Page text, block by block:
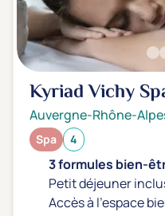
Kyriad Vichy
Auvergne-Rhône-
Spa 4
3 formules bien-
Petit déjeuner
Accès à l'espace